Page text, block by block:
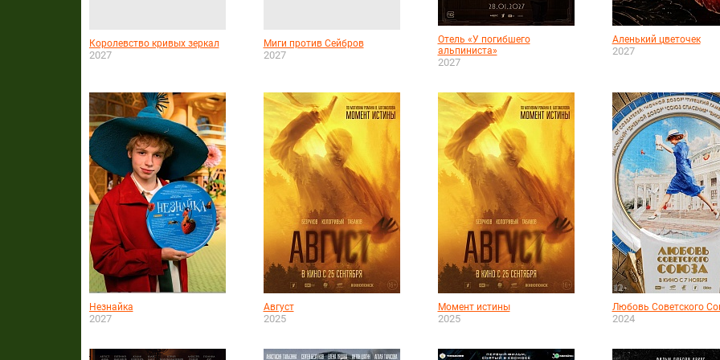
Королевство кривых зеркал
2027
Миги против Сейбров
2027
Отель «У погибшего
альпиниста»
2027
Аленький цветочек
2027
Незнайка
2027
Август
2025
Момент истины
2025
Любовь Советского
2024